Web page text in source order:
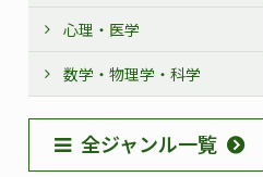
心理・医学
数学・物理学・科学
全ジャンル一覧